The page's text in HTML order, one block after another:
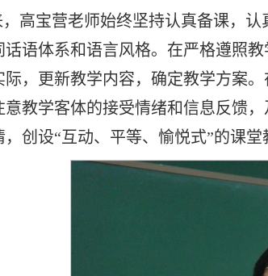
高宝营老师始终坚持认真备课，
话语体系和语言风格。在严格遵照
际，更新教学内容，确定教学方案
意教学客体的接受情绪和信息反馈
，创设“互动、平等、愉悦式”的课